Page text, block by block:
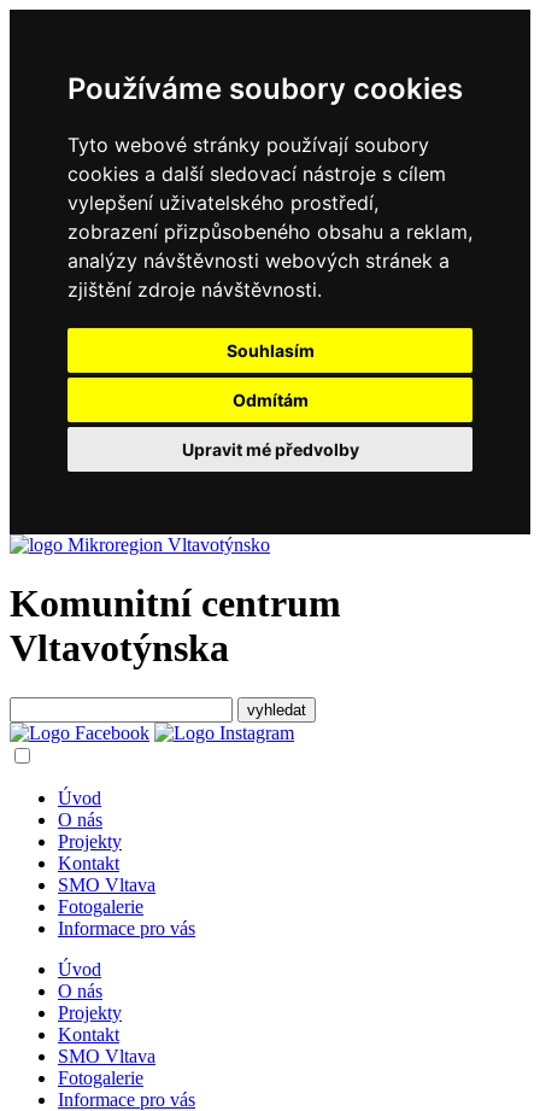
Používáme soubory cookies
Tyto webové stránky používají soubory
cookies a další sledovací nástroje s cílem
vylepšení uživatelského prostředí,
zobrazení přizpůsobeného obsahu a reklam,
analýzy návštěvnosti webových stránek a
zjištění zdroje návštěvnosti.
Souhlasím
Odmítám
Upravit mé předvolby
Komunitní centrum
Vltavotýnska
Úvod
O nás
Projekty
Kontakt
SMO Vltava
Fotogalerie
Informace pro vás
Úvod
O nás
Projekty
Kontakt
SMO Vltava
Fotogalerie
Informace pro vás